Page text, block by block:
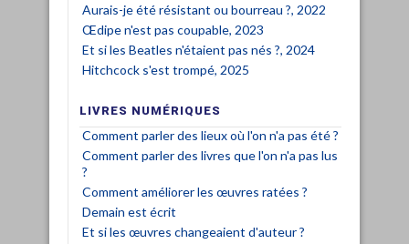
Aurais-je été résistant ou bourreau ?, 2022
Œdipe n'est pas coupable, 2023
Et si les Beatles n'étaient pas nés ?, 2024
Hitchcock s'est trompé, 2025
LIVRES NUMÉRIQUES
Comment parler des lieux où l'on n'a pas été ?
Comment parler des livres que l'on n'a pas lus
?
Comment améliorer les œuvres ratées ?
Demain est écrit
Et si les œuvres changeaient d'auteur ?